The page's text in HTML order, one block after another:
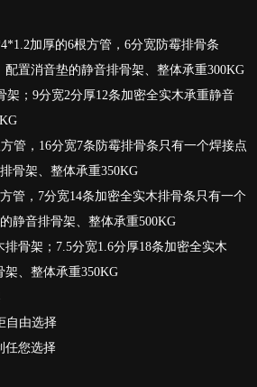
加厚的6根方管，6分宽防霉排骨条
置消音垫的静音排骨架、整体承重300KG
；9分宽2分厚12条加密全实木承重静音
管，16分宽7条防霉排骨条只有一个焊接点
骨架、整体承重350KG
管，7分宽14条加密全实木排骨条只有一个
静音排骨架、整体承重500KG
骨架；7.5分宽1.6分厚18条加密全实木
、整体承重350KG
自由选择
您选择